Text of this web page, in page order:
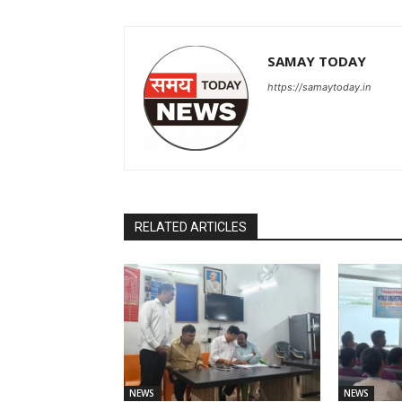
SAMAY TODAY
https://samaytoday.in
RELATED ARTICLES
NEWS NEWS